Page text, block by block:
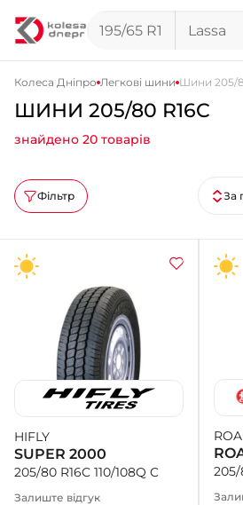
+38
- на
+38
- на
+38
- на
-
+38
-
+38
-
Колеса Дніпро Легкові шини Шини 205/
ШИНИ 205/80 R16C
знайдено 20 товарів
Фільтр За
HIFLY
SUPER 2000
205/80 R16C 110/108Q C
Залиште відгук
205/